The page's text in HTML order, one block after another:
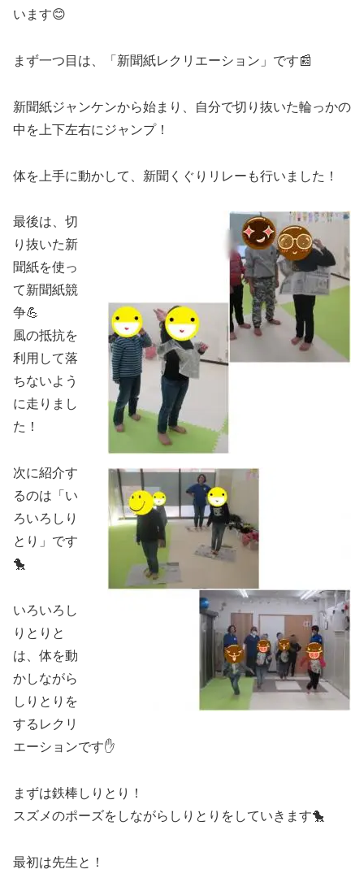
います😊
まず一つ目は、「新聞紙レクリエーション」です📰
新聞紙ジャンケンから始まり、自分で切り抜いた輪っかの
中を上下左右にジャンプ！
体を上手に動かして、新聞くぐりリレーも行いました！
最後は、切
り抜いた新
聞紙を使っ
て新聞紙競
争💪
風の抵抗を
利用して落
ちないよう
に走りまし
た！
次に紹介す
るのは「い
ろいろしり
とり」です
🐤
いろいろし
りとりと
は、体を動
かしながら
しりとりを
するレクリ
エーションです✋
まずは鉄棒しりとり！
スズメのポーズをしながらしりとりをしていきます🐤
最初は先生と！